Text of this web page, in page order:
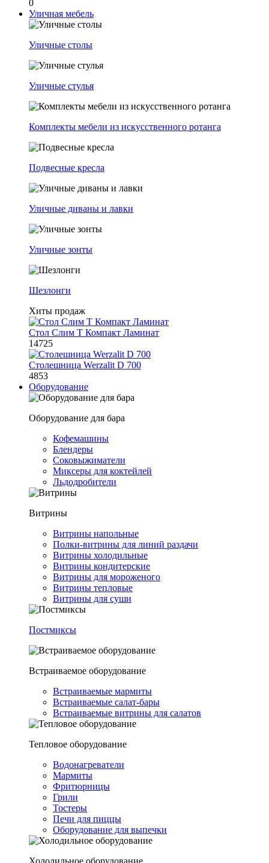
0
Уличная мебель
Уличные столы
Уличные стулья
Комплекты мебели из искусственного ротанга
Подвесные кресла
Уличные диваны и лавки
Уличные зонты
Шезлонги
Хиты продаж
Стол Слим Т Компакт Ламинат
14725
Столешница Werzalit D 700
4853
Оборудование
Оборудование для бара
Кофемашины
Блендеры
Соковыжиматели
Миксеры для коктейлей
Льдодробители
Витрины
Витрины напольные
Полки-витрины для линий раздачи
Витрины холодильные
Витрины кондитерские
Витрины для мороженого
Витрины тепловые
Витрины для суши
Постмиксы
Встраиваемое оборудование
Встраиваемые мармиты
Встраиваемые салат-бары
Встраиваемые витрины для салатов
Тепловое оборудование
Водонагреватели
Мармиты
Фритюрницы
Грили
Тостеры
Печи для пиццы
Оборудование для выпечки
Холодильное оборудование